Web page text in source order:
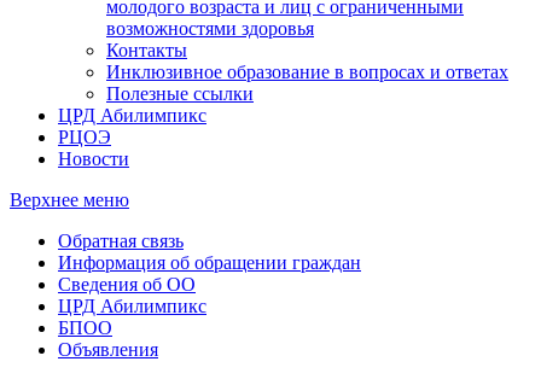
молодого возраста и лиц с ограниченными
возможностями здоровья
Контакты
Инклюзивное образование в вопросах и ответах
Полезные ссылки
ЦРД Абилимпикс
РЦОЭ
Новости
Верхнее меню
Обратная связь
Информация об обращении граждан
Сведения об ОО
ЦРД Абилимпикс
БПОО
Объявления